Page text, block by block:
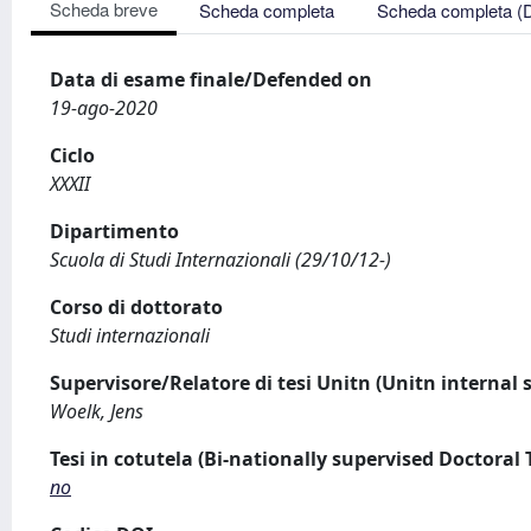
Scheda breve Scheda completa Scheda completa
Data di esame finale/Defended on
19-ago-2020
Ciclo
XXXII
Dipartimento
Scuola di Studi Internazionali (29/10/12-)
Corso di dottorato
Studi internazionali
Supervisore/Relatore di tesi Unitn (Unitn internal
Woelk, Jens
Tesi in cotutela (Bi-nationally supervised Doctoral
no